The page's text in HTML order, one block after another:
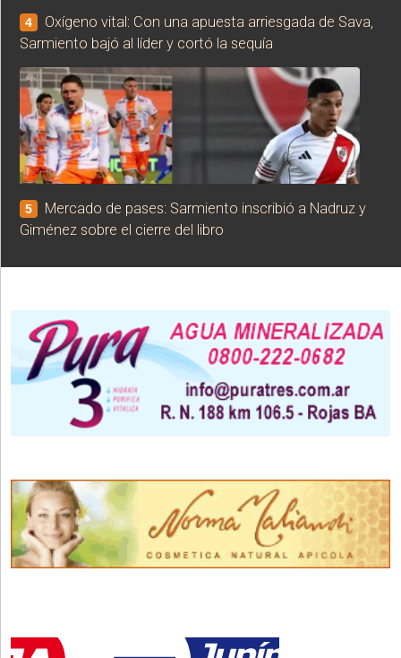
4
Oxígeno vital: Con una apuesta arriesgada de Sava,
Sarmiento bajó al líder y cortó la sequía
5
Mercado de pases: Sarmiento inscribió a Nadruz y
Giménez sobre el cierre del libro